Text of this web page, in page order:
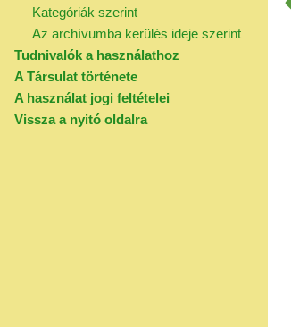
Kategóriák szerint
Az archívumba kerülés ideje szerint
Tudnivalók a használathoz
A Társulat története
A használat jogi feltételei
Vissza a nyitó oldalra